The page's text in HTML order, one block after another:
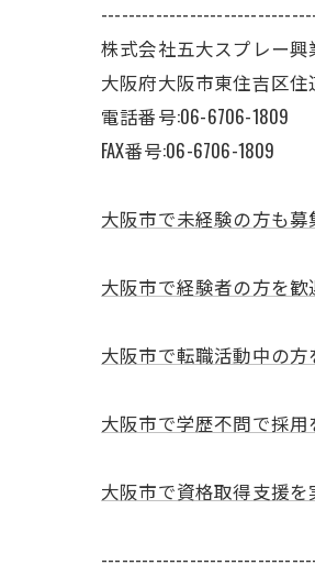
株式会社五大スプレー興
大阪府大阪市東住吉区住
電話番号:06-6706-1809
FAX番号:06-6706-1809
大阪市で未経験の方も募
大阪市で経験者の方を歓
大阪市で転職活動中の方
大阪市で学歴不問で採用
大阪市で資格取得支援を